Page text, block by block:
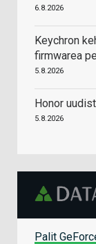
6.8.2026
Keychron
firmwarea
5.8.2026
Honor
5.8.2026
Palit